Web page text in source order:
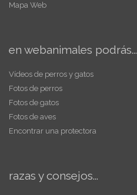
Mapa Web
en webanimales podrás...
Vídeos de perros y gatos
Fotos de perros
Fotos de gatos
Fotos de aves
Encontrar una protectora
razas y consejos...